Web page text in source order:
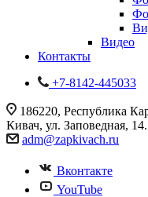
Видео
Контакты
+7-8142-445033
186220, Республика
Кивач, ул. Заповедная, 14.
adm@zapkivach.ru
Вконтакте
YouTube